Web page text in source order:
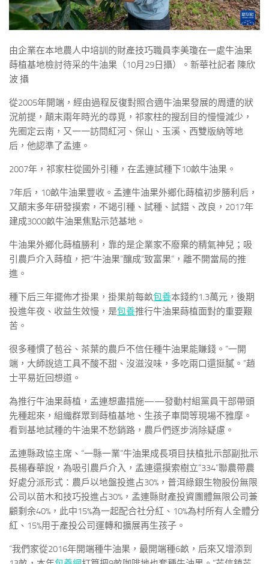
由企業在本地農人中培訓的財產技巧職員李美瓊在一處牛油果
蒔植基地檢討待采的牛油果（10月29日攝）。新華社記者 陳欣
波 攝
從2005年開端，經由過程反復對照合適牛油果發展的周遭的狀
況前提，顛末兩年時光的尋覓，祁家柱的搜刮目的慢慢減少，
先圈定云南，又一一訪問紅河、保山、玉溪、西雙版納等地
后，他認準了孟連。
2007年，祁家柱從國外引種，在孟連試種下10畝牛油果。
7年后，10畝牛油果豐收。孟連牛油果外鄉化蒔植初步勝利后，
又顛末多年研發摸索，不竭引種、試種、試錯、改良，2017年
建成3000畝牛油果焦點示范基地。
牛油果外鄉化蒔植勝利，靠的是企業家不廢棄的精氣神兒；吸
引農戶介入蒔植，把“牛油果”釀成“致富果”，離不開當局的推
進。
種下后三年擺佈才掛果，掛果前每畝包養本錢約1.3萬元，後期
投進年夜、收益生效慢，是包養推行牛油果蒔植面對的重要艱
苦。
很多種慣了苞谷、茶葉的農戶不信任種牛油果能賺錢。“一開
端，大師說這工具不酸不甜、沒滋沒味，多吃兩口還挺膩。”趙
士平易近回想道。
為推行牛油果蒔植，孟連想盡措施——發動村組黨員干部帶頭
先種起來，組織群眾到蒔植基地、生孩子車間等現場不雅摩。
看到基地試種的牛油果不愁銷路，農戶們逐步消除疑慮。
孟連縣政協主席、“一縣一業”牛油果成長項目扶植批示部副批示
長楊春華說，為吸引農戶介入，孟連還摸索樹立“334”聯農帶農
好處分派形式：農戶以地盤投進占30%，普洱綠銀生物股份無限
公司以苗木和技巧投進占30%，孟連縣財產投資團體無限公司兼
顧剩余40%，此中15%為一起配合社分紅、10%為村所有人全體分
紅、15%用于產投公司運轉和擴展再生孩子。
“我們家從2016年開端種牛油果，最開端種6畝，后來又增添到